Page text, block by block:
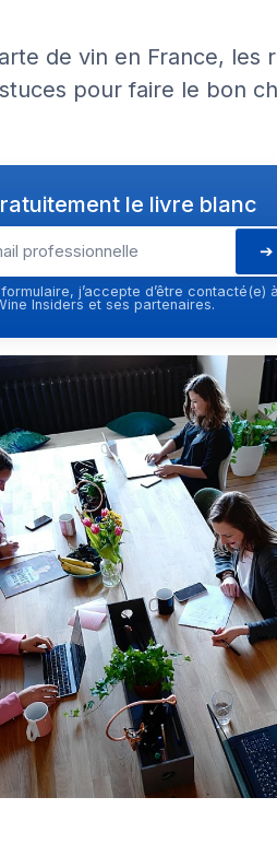
de vin en France, les
pour faire le bon
le livre blanc
➔
j’accepte d’être contacté(e)
Insiders et ses partenaires.